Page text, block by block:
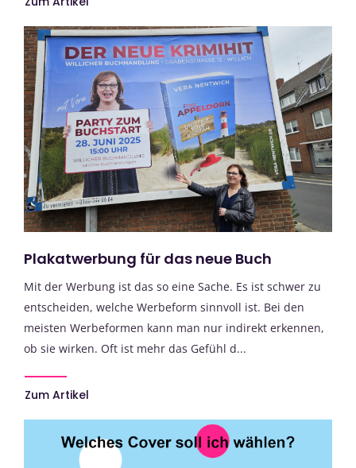
Plakatwerbung für das neue Buch
Mit der Werbung ist das so eine Sache. Es ist schwer zu
entscheiden, welche Werbeform sinnvoll ist. Bei den
meisten Werbeformen kann man nur indirekt erkennen,
ob sie wirken. Oft ist mehr das Gefühl d...
Zum Artikel